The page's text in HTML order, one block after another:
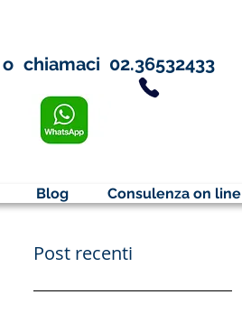
o chiamaci 02.36532433
Blog Consulenza on line
Post recenti